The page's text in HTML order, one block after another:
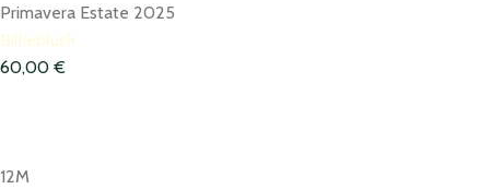
Primavera Estate 2025
Billieblush
60,00 €
12M